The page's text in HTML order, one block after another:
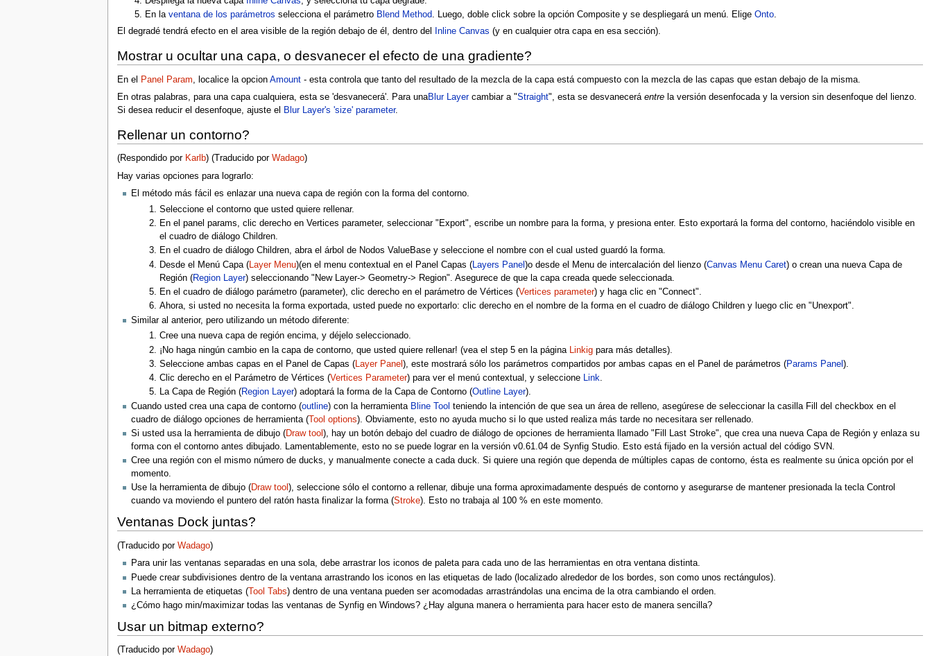
En laventana de los parámetros selecciona el parámetro Blend Method. Luego, doble click sobre la opción Composite y se despliegará un menú. EligeOnto.
El degradé tendrá efecto en el area visible de la región debajo de él, dentro del
Inline Canvas (y en cualquier otra capa en esa sección).
Mostrar u ocultar una capa, o desvanecer el efecto de una gradiente?
En el Panel Param , localice la opcion Amount- esta controla que tanto del resultado de la mezcla de la capa está compuesto con la mezcla de las capas que estan debajo de la misma.
En otras palabras, para una capa cualquiera, esta se 'desvanecerá'. Para unaBlur Layercambiar a "Straight", esta se desvanecerá entrela versión desenfocada y la version sin desenfoque del lienzo.
Si desea reducir el desenfoque, ajuste el
Blur Layer's 'size' parameter.
Rellenar un contorno?
(Respondido por Karlb) (Traducido por Wadago)
Hay varias opciones para lograrlo:
El método más fácil es enlazar una nueva capa de región con la forma del contorno.
Seleccione el contorno que usted quiere rellenar.
En el panel params, clic derecho en Vertices parameter, seleccionar "Export", escribe un nombre para la forma, y presiona enter. Esto exportará la forma del contorno, haciéndolo visible en
el cuadro de diálogo Children.
En el cuadro de diálogo Children, abra el árbol de Nodos ValueBase y seleccione el nombre con el cual usted guardó la forma.
Desde el Menú Capa (Layer Menu)(en el menu contextual en el Panel Capas (Layers Panel )o desde el Menu de intercalación del lienzo (Canvas Menu Caret) o crean una nueva Capa de
Región (Region Layer) seleccionando "New Layer-> Geometry-> Region". Asegurece de que la capa creada quede seleccionada.
En el cuadro de diálogo parámetro (parameter), clic derecho en el parámetro de Vértices (Vertices parameter) y haga clic en "Connect".
Ahora, si usted no necesita la forma exportada, usted puede no exportarlo: clic derecho en el nombre de la forma en el cuadro de diálogo Children y luego clic en "Unexport".
Similar al anterior, pero utilizando un método diferente:
Cree una nueva capa de región encima, y déjelo seleccionado.
¡No haga ningún cambio en la capa de contorno, que usted quiere rellenar! (vea el step 5 en la página
Linkigpara más detalles).
Seleccione ambas capas en el Panel de Capas (Layer Panel ), este mostrará sólo los parámetros compartidos por ambas capas en el Panel de parámetros (Params Panel ).
Clic derecho en el Parámetro de Vértices (Vertices Parameter) para ver el menú contextual, y seleccione Link.
La Capa de Región (Region Layer) adoptará la forma de la Capa de Contorno (Outline Layer).
Cuando usted crea una capa de contorno (outline) con la herramienta Bline Tool teniendo la intención de que sea un área de relleno, asegúrese de seleccionar la casilla Fill del checkbox en el
cuadro de diálogo opciones de herramienta (Tool options). Obviamente, esto no ayuda mucho si lo que usted realiza más tarde no necesitara ser rellenado.
Si usted usa la herramienta de dibujo (Draw tool ), hay un botón debajo del cuadro de diálogo de opciones de herramienta llamado "Fill Last Stroke", que crea una nueva Capa de Región y enlaza su
forma con el contorno antes dibujado. Lamentablemente, esto no se puede lograr en la versión v0.61.04 de Synfig Studio. Esto está fijado en la versión actual del código SVN.
Cree una región con el mismo número de ducks, y manualmente conecte a cada duck. Si quiere una región que dependa de múltiples capas de contorno, ésta es realmente su única opción por el
momento.
Use la herramienta de dibujo (Draw tool ), seleccione sólo el contorno a rellenar, dibuje una forma aproximadamente después de contorno y asegurarse de mantener presionada la tecla Control
cuando va moviendo el puntero del ratón hasta finalizar la forma (Stroke). Esto no trabaja al 100 % en este momento.
Ventanas Dock juntas?
(Traducido por Wadago)
Para unir las ventanas separadas en una sola, debe arrastrar los iconos de paleta para cada uno de las herramientas en otra ventana distinta.
Puede crear subdivisiones dentro de la ventana arrastrando los iconos en las etiquetas de lado (localizado alrededor de los bordes, son como unos rectángulos).
La herramienta de etiquetas (Tool Tabs) dentro de una ventana pueden ser acomodadas arrastrándolas una encima de la otra cambiando el orden.
¿Cómo hago min/maximizar todas las ventanas de Synfig en Windows? ¿Hay alguna manera o herramienta para hacer esto de manera sencilla?
Usar un bitmap externo?
(Traducido por Wadago)